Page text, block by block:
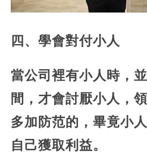
四、學會對付小人
當公司裡有小人時，
間，才會討厭小人，
多加防范的，畢竟小
自己獲取利益。